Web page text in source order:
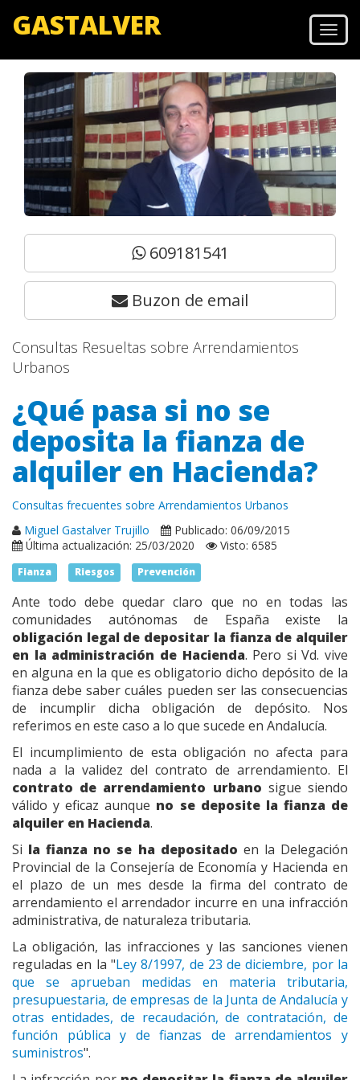
GASTALVER
609181541
Buzon de email
Consultas Resueltas sobre Arrendamientos
Urbanos
¿Qué pasa si no se
deposita la fianza de
alquiler en Hacienda?
Consultas frecuentes sobre Arrendamientos Urbanos
Miguel Gastalver Trujillo
Publicado: 06/09/2015
Última actualización: 25/03/2020
Visto: 6585
Fianza Riesgos Prevención
Ante todo debe quedar claro que no en todas las
comunidades autónomas de España existe la
obligación legal de depositar la fianza de alquiler
en la administración de Hacienda. Pero si Vd. vive
en alguna en la que es obligatorio dicho depósito de la
fianza debe saber cuáles pueden ser las consecuencias
de incumplir dicha obligación de depósito. Nos
referimos en este caso a lo que sucede en Andalucía.
El incumplimiento de esta obligación no afecta para
nada a la validez del contrato de arrendamiento. El
contrato de arrendamiento urbano sigue siendo
válido y eficaz aunque no se deposite la fianza de
alquiler en Hacienda.
Si la fianza no se ha depositado en la Delegación
Provincial de la Consejería de Economía y Hacienda en
el plazo de un mes desde la firma del contrato de
arrendamiento el arrendador incurre en una infracción
administrativa, de naturaleza tributaria.
La obligación, las infracciones y las sanciones vienen
reguladas en la "Ley 8/1997, de 23 de diciembre, por la
que se aprueban medidas en materia tributaria,
presupuestaria, de empresas de la Junta de Andalucía y
otras entidades, de recaudación, de contratación, de
función pública y de fianzas de arrendamientos y
suministros".